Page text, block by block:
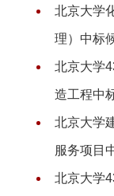
北京大学
理）中标
北京大学
造工程中
北京大学
服务项目
北京大学